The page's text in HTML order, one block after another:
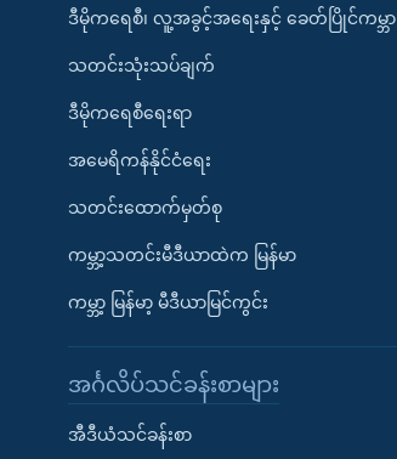
ဒီမိုကရေစီ၊ လူ့အခွင့်အရေးနှင့် ခေတ်ပြိုင်ကမ္ဘာ
သတင်းသုံးသပ်ချက်
ဒီမိုကရေစီရေးရာ
အမေရိကန်နိုင်ငံရေး
သတင်းထောက်မှတ်စု
ကမ္ဘာ့သတင်းမီဒီယာထဲက မြန်မာ
ကမ္ဘာ့ မြန်မာ့ မီဒီယာမြင်ကွင်း
အင်္ဂလိပ်သင်ခန်းစာများ
အီဒီယံသင်ခန်းစာ